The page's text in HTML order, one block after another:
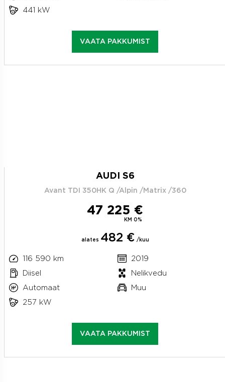
441 kW
VAATA PAKKUMIST
AUDI S6
Avant TDI 350HK Q /Alpin /Matrix /360
47 225 €
KM 0%
alates 482 € /kuu
116 590 km
2019
Diisel
Nelikvedu
Automaat
Muu
257 kW
VAATA PAKKUMIST